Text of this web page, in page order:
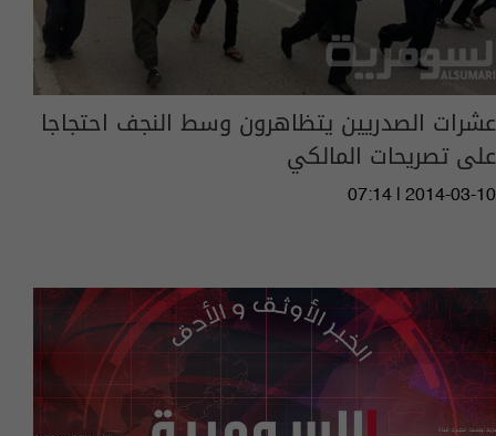
عشرات الصدريين يتظاهرون وسط النجف احتجاجا
على تصريحات المالكي
07:14 | 2014-03-10